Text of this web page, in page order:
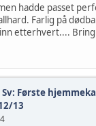
hadde passet
Farlig på
etterhvert....
Sv: Første
13